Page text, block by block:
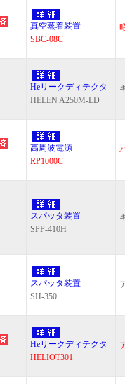
真空蒸着装置
SBC-08C
Heリークディテクタ
HELEN A250M-LD
高周波電源
RP1000C
スパッタ装置
SPP-410H
スパッタ装置
SH-350
Heリークディテクタ
HELIOT301